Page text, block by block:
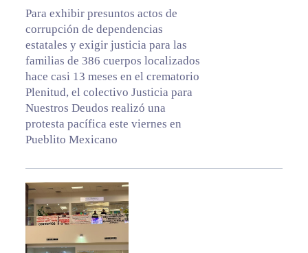
Para exhibir presuntos actos de
corrupción de dependencias
estatales y exigir justicia para las
familias de 386 cuerpos localizados
hace casi 13 meses en el crematorio
Plenitud, el colectivo Justicia para
Nuestros Deudos realizó una
protesta pacífica este viernes en
Pueblito Mexicano